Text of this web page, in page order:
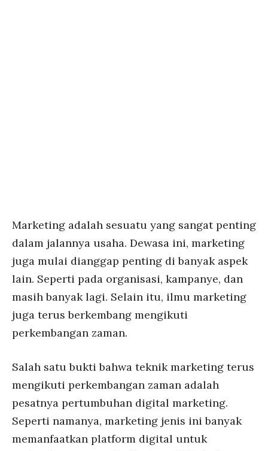
Marketing adalah sesuatu yang sangat penting
dalam jalannya usaha. Dewasa ini, marketing
juga mulai dianggap penting di banyak aspek
lain. Seperti pada organisasi, kampanye, dan
masih banyak lagi. Selain itu, ilmu marketing
juga terus berkembang mengikuti
perkembangan zaman.
Salah satu bukti bahwa teknik marketing terus
mengikuti perkembangan zaman adalah
pesatnya pertumbuhan digital marketing.
Seperti namanya, marketing jenis ini banyak
memanfaatkan platform digital untuk